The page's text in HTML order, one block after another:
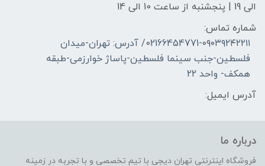
الی 19 | پنجشنبه از ساعت 10 الی 14
شماره تماس:
02166454771-۰۹۰۳۹۲۴۲۲۱۱/ آدرس: تهران-میدان
فلسطین-جنب سینما فلسطین-پاساژ خوارزمی-طبقه
همکف- واحد 22
آدرس ایمیل:
درباره ما
فروشگاه اینترنتی تهران دیجی با تیم تخصصی و با تجربه در زمینه